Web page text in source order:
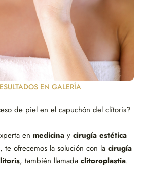
de piel en el capuchón del clítoris?
en medicinay cirugía estética
, te ofrecemos la solución con la cirugía
, también llamada clitoroplastia.
EN GALERÍA